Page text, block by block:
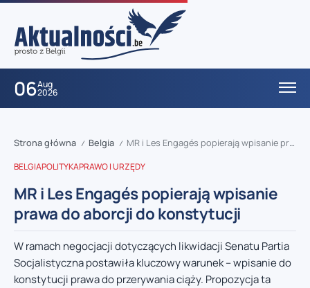
06Aug
2026
Strona główna / Belgia / MR i Les Engagés popierają wpisanie prawa do aborcji do konstytucji
BELGIAPOLITYKAPRAWO I URZĘDY
MR i Les Engagés popierają wpisanie
prawa do aborcji do konstytucji
W ramach negocjacji dotyczących likwidacji Senatu Partia
Socjalistyczna postawiła kluczowy warunek – wpisanie do
konstytucji prawa do przerywania ciąży. Propozycja ta